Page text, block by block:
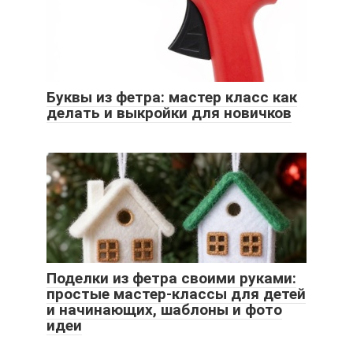
Буквы из фетра: мастер класс как
делать и выкройки для новичков
Поделки из фетра своими руками:
простые мастер-классы для детей
и начинающих, шаблоны и фото
идеи